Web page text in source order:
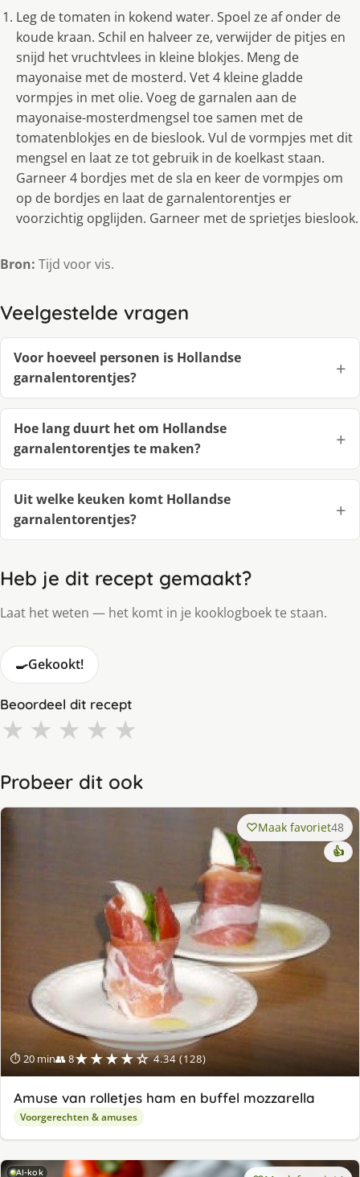
Leg de tomaten in kokend water. Spoel ze af onder de
koude kraan. Schil en halveer ze, verwijder de pitjes en
snijd het vruchtvlees in kleine blokjes. Meng de
mayonaise met de mosterd. Vet 4 kleine gladde
vormpjes in met olie. Voeg de garnalen aan de
mayonaise-mosterdmengsel toe samen met de
tomatenblokjes en de bieslook. Vul de vormpjes met dit
mengsel en laat ze tot gebruik in de koelkast staan.
Garneer 4 bordjes met de sla en keer de vormpjes om
op de bordjes en laat de garnalentorentjes er
voorzichtig opglijden. Garneer met de sprietjes bieslook.
Bron: Tijd voor vis.
Veelgestelde vragen
Voor hoeveel personen is Hollandse
garnalentorentjes?
Hoe lang duurt het om Hollandse
garnalentorentjes te maken?
Uit welke keuken komt Hollandse
garnalentorentjes?
Heb je dit recept gemaakt?
Laat het weten — het komt in je kooklogboek te staan.
🍳Gekookt!
Beoordeel dit recept
★ ★ ★ ★ ★
Probeer dit ook
⏱ 20 min👥 8★★★★☆ 4.34 (128)
Maak favoriet48
👍
Amuse van rolletjes ham en buffel mozzarella
Voorgerechten & amuses
AI-kok